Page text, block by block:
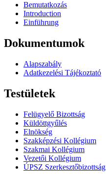
Bemutatkozás
Introduction
Einführung
Dokumentumok
Alapszabály
Adatkezelési Tájékoztató
Testületek
Felügyelő Bizottság
Küldöttgyűlés
Elnökség
Szakképzési Kollégium
Szakmai Kollégium
Vezetői Kollégium
ÚPSZ Szerkesztőbizottság